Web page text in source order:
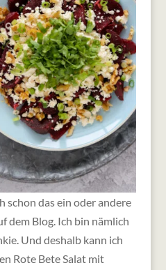
das ein oder andere
dem Blog. Ich bin nämlich
Und deshalb kann ich
Rote Bete Salat mit